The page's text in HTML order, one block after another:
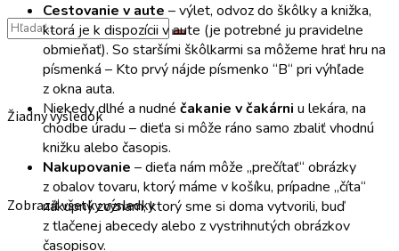
Žiadny výsledok
Zobraziť všetky výsledky
Cestovanie v aute – výlet, odvoz do škôlky a knižka,
ktorá je k dispozícii v aute (je potrebné ju pravidelne
obmieňať). So staršími škôlkarmi sa môžeme hrať hru na
písmenká – Kto prvý nájde písmenko “B“ pri výhľade
z okna auta.
Niekedy dlhé a nudné čakanie v čakárni u lekára, na
chodbe úradu – dieťa si môže ráno samo zbaliť vhodnú
knižku alebo časopis.
Nakupovanie – dieťa nám môže „prečítať“ obrázky
z obalov tovaru, ktorý máme v košíku, prípadne „číta“
nákupný zoznam, ktorý sme si doma vytvorili, buď
z tlačenej abecedy alebo z vystrihnutých obrázkov
časopisov.